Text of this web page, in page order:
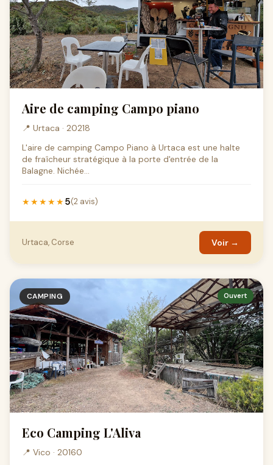
Aire de camping Campo piano
📍 Urtaca · 20218
L'aire de camping Campo Piano à Urtaca est une halte
de fraîcheur stratégique à la porte d'entrée de la
Balagne. Nichée...
★★★★★5(2 avis)
Urtaca, Corse Voir →
CAMPING Ouvert
Eco Camping L'Aliva
📍 Vico · 20160